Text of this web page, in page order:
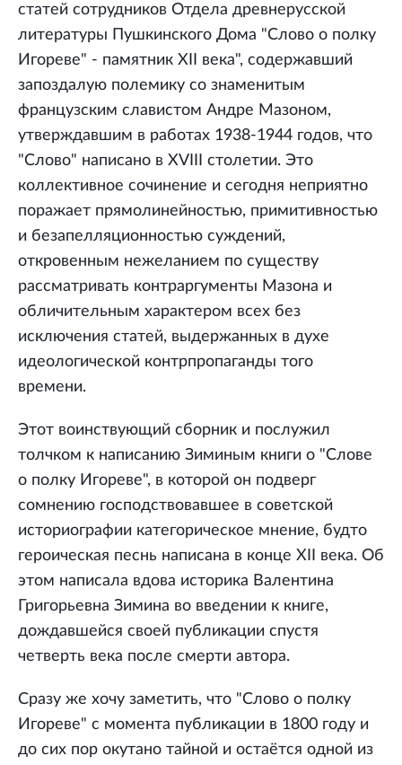
статей сотрудников Отдела древнерусской
литературы Пушкинского Дома "Слово о полку
Игореве" - памятник XII века", содержавший
запоздалую полемику со знаменитым
французским славистом Андре Мазоном,
утверждавшим в работах 1938-1944 годов, что
"Слово" написано в XVIII столетии. Это
коллективное сочинение и сегодня неприятно
поражает прямолинейностью, примитивностью
и безапелляционностью суждений,
откровенным нежеланием по существу
рассматривать контраргументы Мазона и
обличительным характером всех без
исключения статей, выдержанных в духе
идеологической контрпропаганды того
времени.
Этот воинствующий сборник и послужил
толчком к написанию Зиминым книги о "Слове
о полку Игореве", в которой он подверг
сомнению господствовавшее в советской
историографии категорическое мнение, будто
героическая песнь написана в конце XII века. Об
этом написала вдова историка Валентина
Григорьевна Зимина во введении к книге,
дождавшейся своей публикации спустя
четверть века после смерти автора.
Сразу же хочу заметить, что "Слово о полку
Игореве" с момента публикации в 1800 году и
до сих пор окутано тайной и остаётся одной из